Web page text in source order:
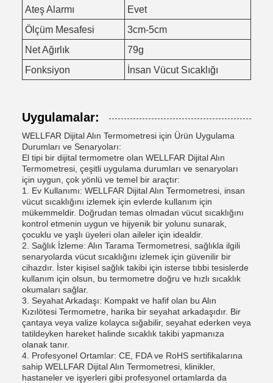
Ateş Alarmı
Evet
Ölçüm Mesafesi
3cm-5cm
Net Ağırlık
79g
Fonksiyon
İnsan Vücut Sıcaklığı
Uygulamalar:
WELLFAR Dijital Alın Termometresi için Ürün Uygulama
Durumları ve Senaryoları:
El tipi bir dijital termometre olan WELLFAR Dijital Alın
Termometresi, çeşitli uygulama durumları ve senaryoları
için uygun, çok yönlü ve temel bir araçtır:
1. Ev Kullanımı: WELLFAR Dijital Alın Termometresi, insan
vücut sıcaklığını izlemek için evlerde kullanım için
mükemmeldir. Doğrudan temas olmadan vücut sıcaklığını
kontrol etmenin uygun ve hijyenik bir yolunu sunarak,
çocuklu ve yaşlı üyeleri olan aileler için idealdir.
2. Sağlık İzleme: Alın Tarama Termometresi, sağlıkla ilgili
senaryolarda vücut sıcaklığını izlemek için güvenilir bir
cihazdır. İster kişisel sağlık takibi için isterse tıbbi tesislerde
kullanım için olsun, bu termometre doğru ve hızlı sıcaklık
okumaları sağlar.
3. Seyahat Arkadaşı: Kompakt ve hafif olan bu Alın
Kızılötesi Termometre, harika bir seyahat arkadaşıdır. Bir
çantaya veya valize kolayca sığabilir, seyahat ederken veya
tatildeyken hareket halinde sıcaklık takibi yapmanıza
olanak tanır.
4. Profesyonel Ortamlar: CE, FDA ve RoHS sertifikalarına
sahip WELLFAR Dijital Alın Termometresi, klinikler,
hastaneler ve işyerleri gibi profesyonel ortamlarda da